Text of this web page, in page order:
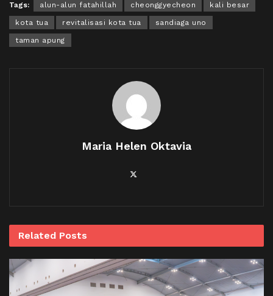
Tags: alun-alun fatahillah cheonggyecheon kali besar
kota tua revitalisasi kota tua sandiaga uno
taman apung
Maria Helen Oktavia
Related Posts